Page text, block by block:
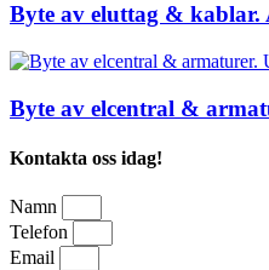
Byte av eluttag &
Byte av elcentral &
Kontakta oss idag!
Namn
Telefon
Email